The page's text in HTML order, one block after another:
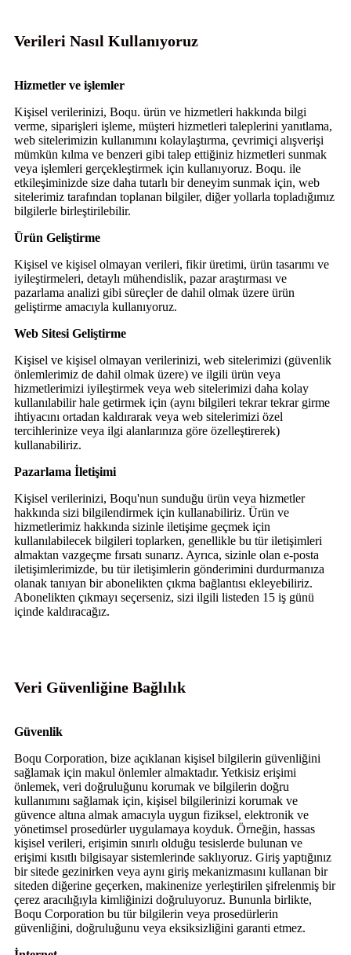
Verileri Nasıl Kullanıyoruz
Hizmetler ve işlemler
Kişisel verilerinizi, Boqu. ürün ve hizmetleri hakkında bilgi
verme, siparişleri işleme, müşteri hizmetleri taleplerini yanıtlama,
web sitelerimizin kullanımını kolaylaştırma, çevrimiçi alışverişi
mümkün kılma ve benzeri gibi talep ettiğiniz hizmetleri sunmak
veya işlemleri gerçekleştirmek için kullanıyoruz. Boqu. ile
etkileşiminizde size daha tutarlı bir deneyim sunmak için, web
sitelerimiz tarafından toplanan bilgiler, diğer yollarla topladığımız
bilgilerle birleştirilebilir.
Ürün Geliştirme
Kişisel ve kişisel olmayan verileri, fikir üretimi, ürün tasarımı ve
iyileştirmeleri, detaylı mühendislik, pazar araştırması ve
pazarlama analizi gibi süreçler de dahil olmak üzere ürün
geliştirme amacıyla kullanıyoruz.
Web Sitesi Geliştirme
Kişisel ve kişisel olmayan verilerinizi, web sitelerimizi (güvenlik
önlemlerimiz de dahil olmak üzere) ve ilgili ürün veya
hizmetlerimizi iyileştirmek veya web sitelerimizi daha kolay
kullanılabilir hale getirmek için (aynı bilgileri tekrar tekrar girme
ihtiyacını ortadan kaldırarak veya web sitelerimizi özel
tercihlerinize veya ilgi alanlarınıza göre özelleştirerek)
kullanabiliriz.
Pazarlama İletişimi
Kişisel verilerinizi, Boqu'nun sunduğu ürün veya hizmetler
hakkında sizi bilgilendirmek için kullanabiliriz. Ürün ve
hizmetlerimiz hakkında sizinle iletişime geçmek için
kullanılabilecek bilgileri toplarken, genellikle bu tür iletişimleri
almaktan vazgeçme fırsatı sunarız. Ayrıca, sizinle olan e-posta
iletişimlerimizde, bu tür iletişimlerin gönderimini durdurmanıza
olanak tanıyan bir abonelikten çıkma bağlantısı ekleyebiliriz.
Abonelikten çıkmayı seçerseniz, sizi ilgili listeden 15 iş günü
içinde kaldıracağız.
Veri Güvenliğine Bağlılık
Güvenlik
Boqu Corporation, bize açıklanan kişisel bilgilerin güvenliğini
sağlamak için makul önlemler almaktadır. Yetkisiz erişimi
önlemek, veri doğruluğunu korumak ve bilgilerin doğru
kullanımını sağlamak için, kişisel bilgilerinizi korumak ve
güvence altına almak amacıyla uygun fiziksel, elektronik ve
yönetimsel prosedürler uygulamaya koyduk. Örneğin, hassas
kişisel verileri, erişimin sınırlı olduğu tesislerde bulunan ve
erişimi kısıtlı bilgisayar sistemlerinde saklıyoruz. Giriş yaptığınız
bir sitede gezinirken veya aynı giriş mekanizmasını kullanan bir
siteden diğerine geçerken, makinenize yerleştirilen şifrelenmiş bir
çerez aracılığıyla kimliğinizi doğruluyoruz. Bununla birlikte,
Boqu Corporation bu tür bilgilerin veya prosedürlerin
güvenliğini, doğruluğunu veya eksiksizliğini garanti etmez.